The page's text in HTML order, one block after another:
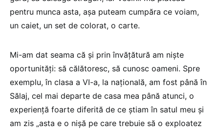
pentru munca asta, așa puteam cumpăra ce voiam,
un caiet, un set de colorat, o carte.
Mi-am dat seama că și prin învățătură am niște
oportunități: să călătoresc, să cunosc oameni. Spre
exemplu, în clasa a VI-a, la națională, am fost până în
Sălaj, cel mai departe de casa mea până atunci, o
experiență foarte diferită de ce știam în satul meu și
am zis „asta e o nișă pe care trebuie să o exploatez